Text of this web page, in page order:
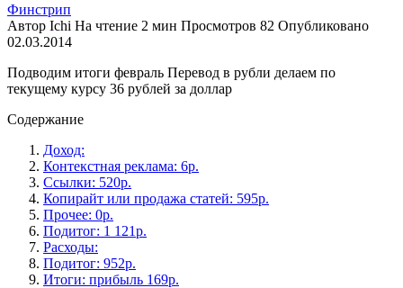
Финстрип
Автор Ichi На чтение 2 мин Просмотров 82 Опубликовано
02.03.2014
Подводим итоги февраль Перевод в рубли делаем по
текущему курсу 36 рублей за доллар
Содержание
Доход:
Контекстная реклама: 6р.
Ссылки: 520р.
Копирайт или продажа статей: 595р.
Прочее: 0р.
Подитог: 1 121р.
Расходы:
Подитог: 952р.
Итоги: прибыль 169р.